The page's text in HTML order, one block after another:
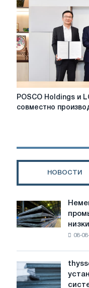
2022
года
POSCO
Solution
вторичные
POSCO Holdings и
совместно
НОВОСТИ
Немецкая
сталелитейная
промышленность
предупреждает:
воды
угрожает
08-
thyssenkrupp
Rasselstein